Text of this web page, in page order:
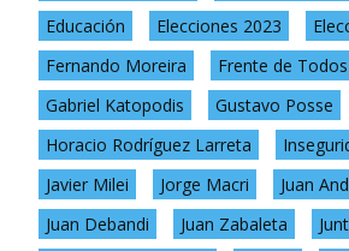
Educación
Elecciones 2023
Fernando Moreira
Frente de Todos
Gabriel Katopodis
Gustavo Posse
Horacio Rodríguez Larreta
Javier Milei
Jorge Macri
Juan
Juan Debandi
Juan Zabaleta